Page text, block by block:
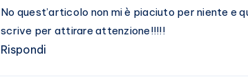
No quest’articolo non mi è piaciuto per niente e
scrive per attirare attenzione!!!!!
Rispondi